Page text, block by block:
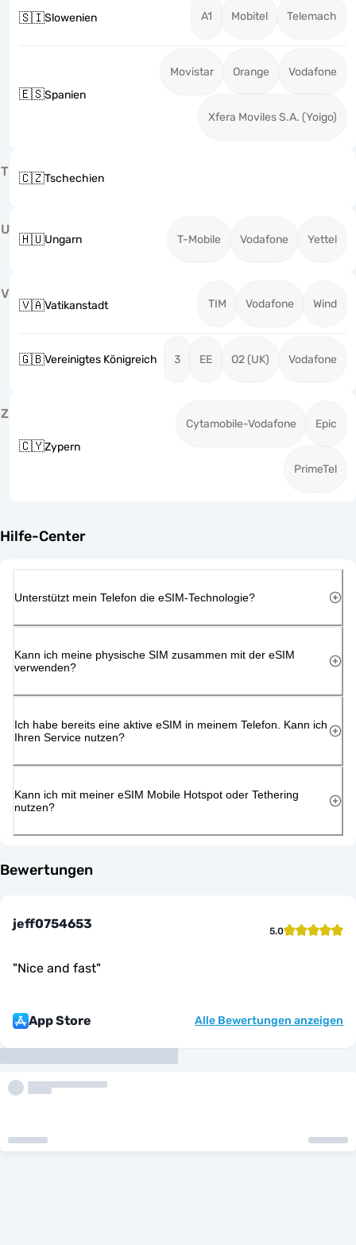
🇸🇮Slowenien A1 Mobitel Telemach
🇪🇸Spanien
Movistar Orange Vodafone
Xfera Moviles S.A. (Yoigo)
T 🇨🇿Tschechien
U
🇭🇺Ungarn T-Mobile Vodafone Yettel
V
🇻🇦Vatikanstadt TIM Vodafone Wind
🇬🇧Vereinigtes Königreich 3 EE O2 (UK) Vodafone
Z
🇨🇾Zypern
Cytamobile-Vodafone Epic
PrimeTel
Hilfe-Center
Unterstützt mein Telefon die eSIM-Technologie?
Kann ich meine physische SIM zusammen mit der eSIM
verwenden?
Ich habe bereits eine aktive eSIM in meinem Telefon. Kann ich
Ihren Service nutzen?
Kann ich mit meiner eSIM Mobile Hotspot oder Tethering
nutzen?
Bewertungen
jeff0754653 5.0
"Nice and fast"
App Store Alle Bewertungen anzeigen